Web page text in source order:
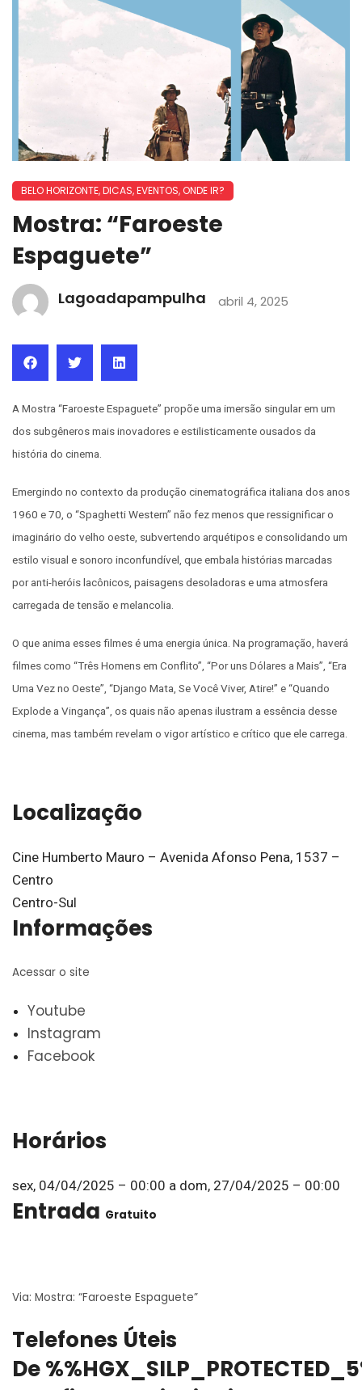
BELO HORIZONTE,DICAS,EVENTOS, ONDE IR?
Mostra: “Faroeste
Espaguete”
Lagoadapampulha abril 4, 2025
A Mostra “Faroeste Espaguete” propõe uma imersão singular em um
dos subgêneros mais inovadores e estilisticamente ousados da
história do cinema.
Emergindo no contexto da produção cinematográfica italiana dos anos
1960 e 70, o “Spaghetti Western” não fez menos que ressignificar o
imaginário do velho oeste, subvertendo arquétipos e consolidando um
estilo visual e sonoro inconfundível, que embala histórias marcadas
por anti-heróis lacônicos, paisagens desoladoras e uma atmosfera
carregada de tensão e melancolia.
O que anima esses filmes é uma energia única. Na programação, haverá
filmes como “Três Homens em Conflito”, “Por uns Dólares a Mais”, “Era
Uma Vez no Oeste”, “Django Mata, Se Você Viver, Atire!” e “Quando
Explode a Vingança”, os quais não apenas ilustram a essência desse
cinema, mas também revelam o vigor artístico e crítico que ele carrega.
Localização
Cine Humberto Mauro – Avenida Afonso Pena, 1537 –
Centro
Centro-Sul
Informações
Acessar o site
Youtube
Instagram
Facebook
Horários
sex, 04/04/2025 – 00:00 a dom, 27/04/2025 – 00:00
Entrada Gratuito
Via: Mostra: “Faroeste Espaguete”
Telefones Úteis
De